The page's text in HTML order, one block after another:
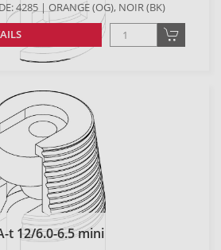
4285 | ORANGE (OG), NOIR (BK)
t 12/6.0-6.5 mini